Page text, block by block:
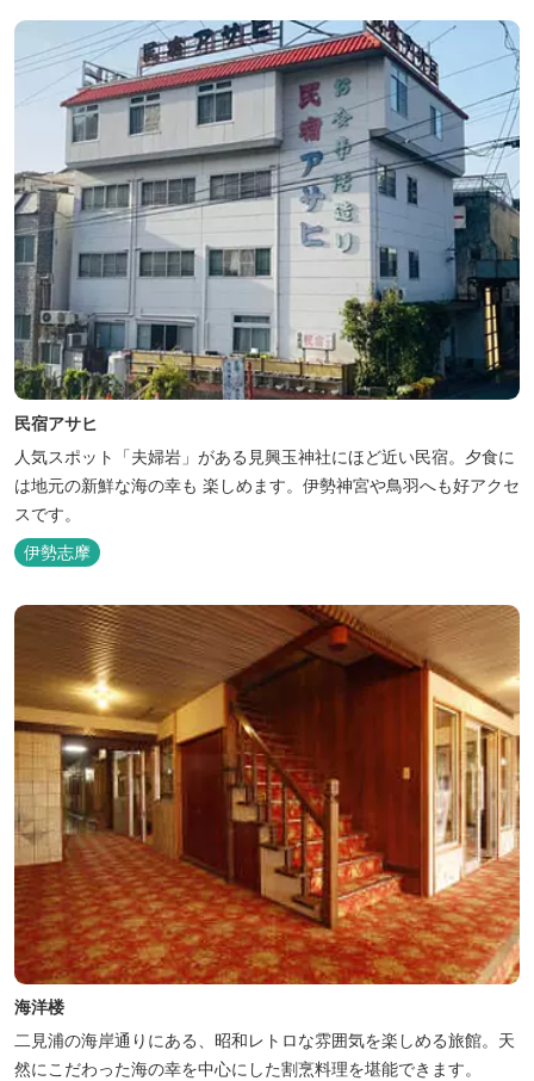
民宿アサヒ
人気スポット「夫婦岩」がある見興玉神社にほど近い民宿。夕食に
は地元の新鮮な海の幸も 楽しめます。伊勢神宮や鳥羽へも好アクセ
スです。
伊勢志摩
海洋楼
二見浦の海岸通りにある、昭和レトロな雰囲気を楽しめる旅館。天
然にこだわった海の幸を中心にした割烹料理を堪能できます。